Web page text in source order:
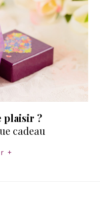
plaisir ?
cadeau
+